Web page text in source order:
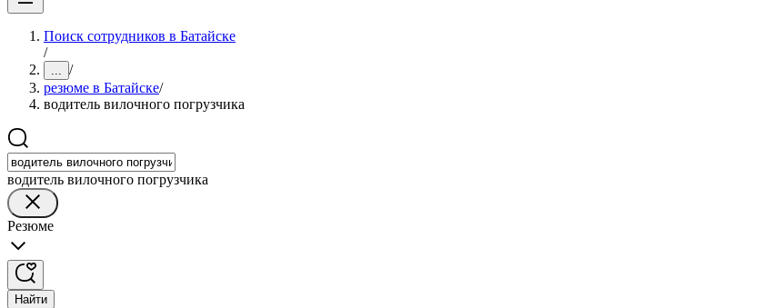
Поиск сотрудников в Батайске
/
... /
резюме в Батайске/
водитель вилочного погрузчика
водитель вилочного погрузчика
Резюме
Найти